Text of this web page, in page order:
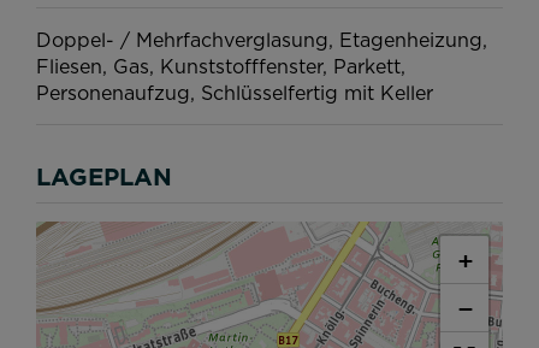
Doppel- / Mehrfachverglasung Etagenheizung
Fliesen Gas Kunststofffenster Parkett
Personenaufzug Schlüsselfertig mit Keller
LAGEPLAN
+
−